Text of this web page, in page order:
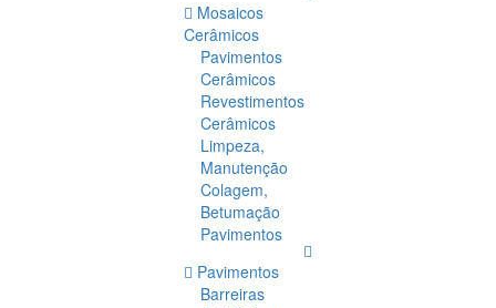
Mosaicos
Cerâmicos
Pavimentos
Cerâmicos
Revestimentos
Cerâmicos
Limpeza,
Manutenção
Colagem,
Betumação
Pavimentos
Pavimentos
Barreiras